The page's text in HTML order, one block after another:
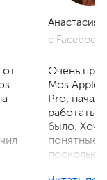
от
Анастасия
с Facebook
Очень
Mos
Pro, начал
работать,
было. Хочу
понятные
поскольку